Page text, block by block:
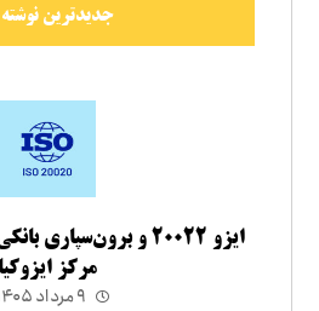
جدیدترین نوشته
ایزو ۲۰۰۲۲ و
مرکز ایزوکیا
۹ مرداد ۱۴۰۵